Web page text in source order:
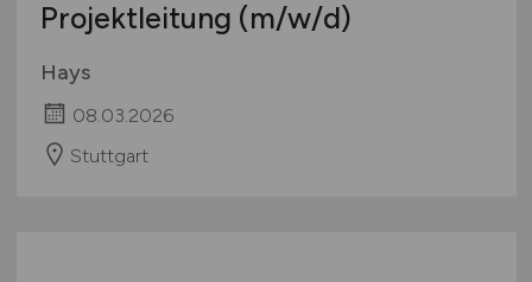
Projektleitung (m/w/d)
Hays
08.03.2026
Stuttgart